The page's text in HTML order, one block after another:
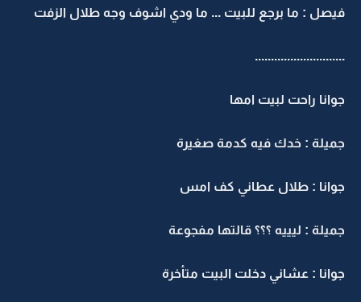
فيصل : ما برجع للبيت ... ما ودي اشوف وجه طلال الزفت
............................
جوانا راحت لبيت امها
جميلة : خدك فيه كدمة صغيرة
جوانا : طلال عطاني كف امس
جميلة : ليييه ؟؟؟ قالتها مفجوعة
جوانا : عشاني دخلت البيت متأخرة